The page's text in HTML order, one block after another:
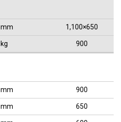
mm 1,100×650
kg 900
mm 900
mm 650